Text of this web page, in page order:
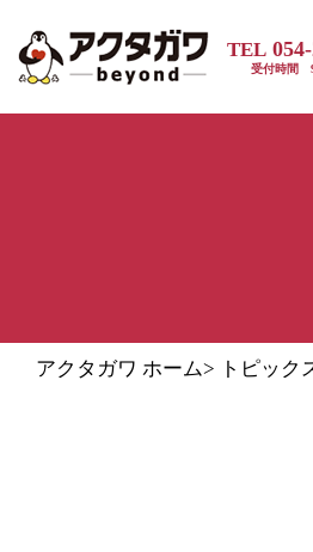
TEL
受付時間
アクタガワ ホーム> トピック